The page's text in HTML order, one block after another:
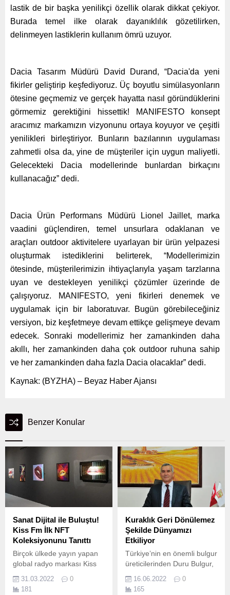
lastik de bir başka yenilikçi özellik olarak dikkat çekiyor.
Burada temel ilke olarak dayanıklılık gözetilirken,
delinmeyen lastiklerin kullanım ömrü uzuyor.
Dacia Tasarım Müdürü David Durand, “Dacia'da yeni
fikirler geliştirip keşfediyoruz. Üç boyutlu simülasyonların
ötesine geçmemiz ve gerçek hayatta nasıl göründüklerini
görmemiz gerektiğini hissettik! MANIFESTO konsept
aracımız markamızın vizyonunu ortaya koyuyor ve çeşitli
yenilikleri birleştiriyor. Bunların bazılarının uygulaması
zahmetli olsa da, yine de müşteriler için uygun maliyetli.
Gelecekteki Dacia modellerinde bunlardan birkaçını
kullanacağız” dedi.
Dacia Ürün Performans Müdürü Lionel Jaillet, marka
vaadini güçlendiren, temel unsurlara odaklanan ve
araçları outdoor aktivitelere uyarlayan bir ürün yelpazesi
oluşturmak istediklerini belirterek, “Modellerimizin
ötesinde, müşterilerimizin ihtiyaçlarıyla yaşam tarzlarına
uyan ve destekleyen yenilikçi çözümler üzerinde de
çalışıyoruz. MANIFESTO, yeni fikirleri denemek ve
uygulamak için bir laboratuvar. Bugün görebileceğiniz
versiyon, biz keşfetmeye devam ettikçe gelişmeye devam
edecek. Sonraki modellerimiz her zamankinden daha
akıllı, her zamankinden daha çok outdoor ruhuna sahip
ve her zamankinden daha fazla Dacia olacaklar” dedi.
Kaynak: (BYZHA) – Beyaz Haber Ajansı
Benzer Konular
Sanat Dijital ile Buluştu!
Kiss Fm İlk NFT
Koleksiyonunu Tanıttı
Birçok ülkede yayın yapan
global radyo markası Kiss
Kiss NFT’nin tanıtımını 42
31.03.2022
0
181
Kuraklık Geri Dönülemez
Şekilde Dünyamızı
Etkiliyor
Türkiye’nin en önemli bulgur
üreticilerinden Duru Bulgur,
ve Kuraklıkla Mücadele
16.06.2022
0
165